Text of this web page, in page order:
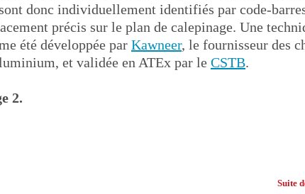
donc individuellement identifiés par code-
précis sur le plan de calepinage. Une
été développée par Kawneer, le fournisseur des
et validée en ATEx par le CSTB.
2.
Suite